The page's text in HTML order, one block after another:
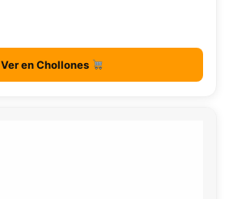
Ver en Chollones